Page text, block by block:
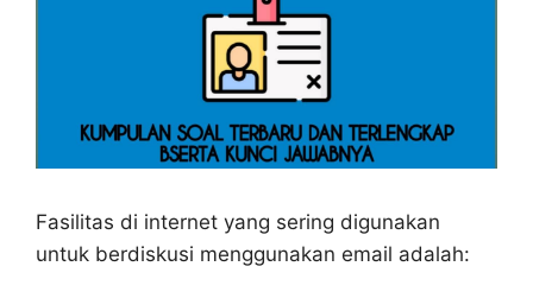
Fasilitas di internet yang sering digunakan
untuk berdiskusi menggunakan email adalah: